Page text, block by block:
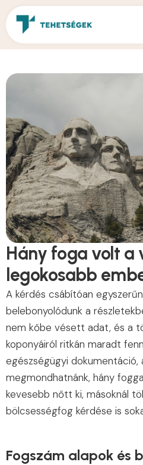
Hány foga volt a
legokosabb
A kérdés csábítóan
belebonyolódunk a
nem kőbe vésett adat, és a
koponyáiról ritkán maradt
egészségügyi dokumentáció,
megmondhatnánk, hány
kevesebb nőtt ki, másoknál
bölcsességfog kérdése is
Fogszám alapok és